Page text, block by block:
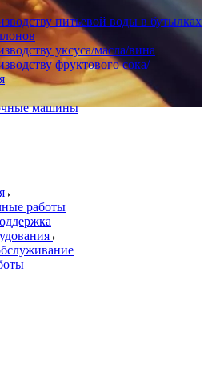
питьевой воды в бутылках
уксуса/масла/вина
фруктового сока/
машины
работы